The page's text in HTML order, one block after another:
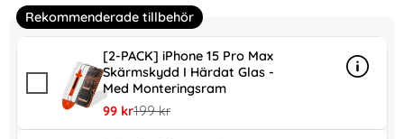
Rekommenderade tillbehör
[2-PACK] iPhone 15 Pro Max
Skärmskydd I Härdat Glas -
Med Monteringsram
rea pris
99 krtidigare pris
199 kr
Info
mer